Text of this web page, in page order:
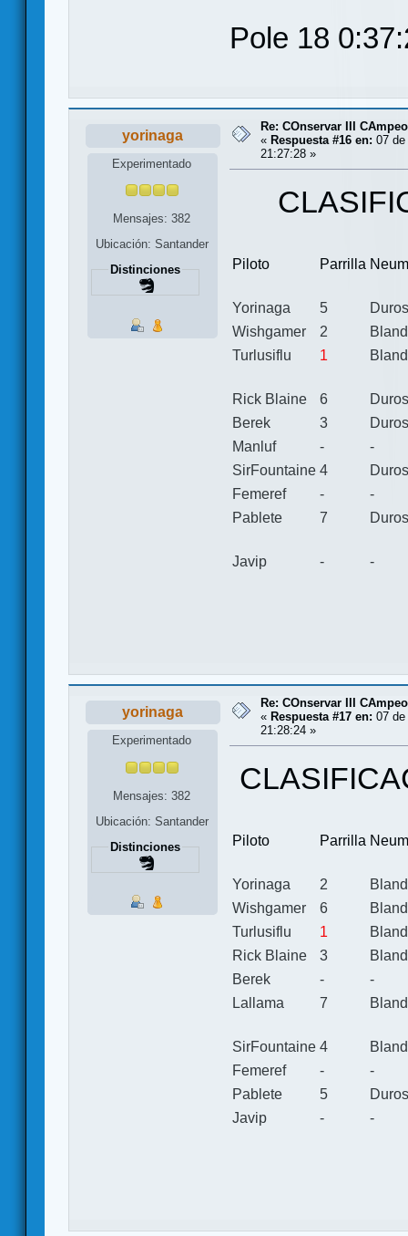
Pole 18
yorinaga
Experimentado
Mensajes: 382
Ubicación: Santander
Distinciones
Re: COnservar III
« Respuesta #16 en: 07 de
21:27:28 »
Piloto Parrilla
Yorinaga 5
Duros
Wishgamer
2
Turlusiflu
1
Rick Blaine 6
Duros
Berek
3
Duros
Manluf
-
-
SirFountaine 4
Duros
Femeref
-
-
Pablete
7 Duros
Javip - -
yorinaga
Experimentado
Mensajes: 382
Ubicación: Santander
Distinciones
Re: COnservar III
« Respuesta #17 en: 07 de
21:28:24 »
Piloto Parrilla
Yorinaga 2
Wishgamer
6
Turlusiflu
1
Rick Blaine
3
Berek
-
-
Lallama
7
SirFountaine 4
Femeref
-
-
Pablete
5
Duros
Javip
- -